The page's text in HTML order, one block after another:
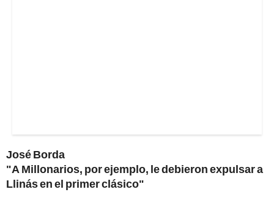
José Borda
"A Millonarios, por ejemplo, le debieron expulsar a
Llinás en el primer clásico"